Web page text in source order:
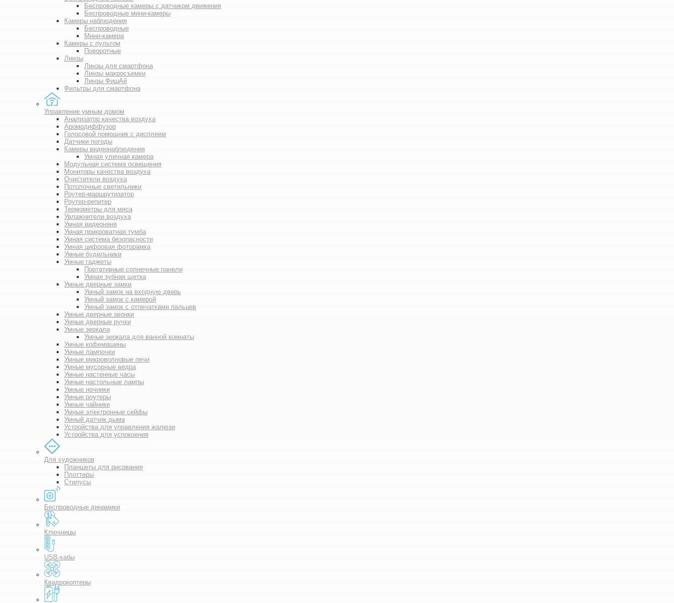
Беспроводные камеры с датчиком движения
Беспроводные мини-камеры
Камеры наблюдения
Беспроводные
Мини-камера
Камеры с пультом
Поворотные
Линзы
Линзы для смартфона
Линзы макросъемки
Линзы ФишАй
Фильтры для смартфона
Управление умным домом
Анализатор качества воздуха
Аромодиффузор
Голосовой помощник с дисплеем
Датчики погоды
Камеры видеонаблюдения
Умная уличная камера
Модульная система освещения
Мониторы качества воздуха
Очистители воздуха
Потолочные светильники
Роутер-маршрутизатор
Роутер-репитер
Термометры для мяса
Увлажнители воздуха
Умная видеоняня
Умная прикроватная тумба
Умная система безопасности
Умная цифровая фоторамка
Умные будильники
Умные гаджеты
Портативные солнечные панели
Умная зубная щетка
Умные дверные замки
Умный замок на входную дверь
Умный замок с камерой
Умный замок с отпечатками пальцев
Умные дверные звонки
Умные дверные ручки
Умные зеркала
Умные зеркала для ванной комнаты
Умные кофемашины
Умные лампочки
Умные микроволновые печи
Умные мусорные ведра
Умные настенные часы
Умные настольные лампы
Умные ночники
Умные роутеры
Умные чайники
Умные электронные сейфы
Умный датчик дыма
Устройства для управления жалюзи
Устройства для успокоения
Для художников
Планшеты для рисования
Плоттеры
Стилусы
Беспроводные динамики
Ключницы
USB-хабы
Квадрокоптеры